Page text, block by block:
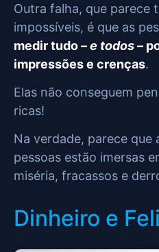
Outra falha, que parece
impossíveis, é que as
medir tudo –e todos–
impressões e crenças.
Elas não conseguem
ricas!
Na verdade, parece que
pessoas estão imersas
miséria, fracassos e
Dinheiro e